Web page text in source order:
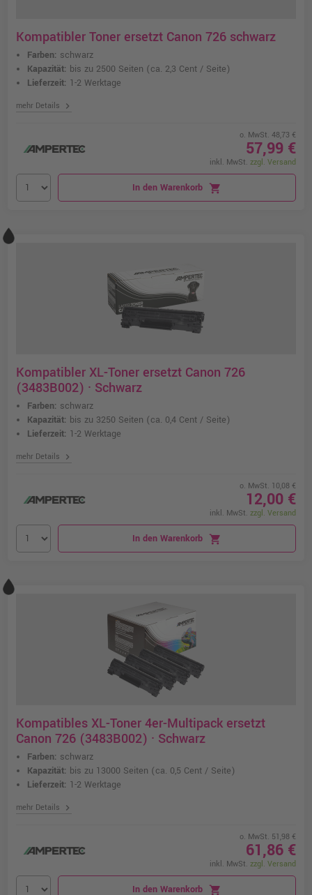
Kompatibler Toner ersetzt Canon 726 schwarz
Farben: schwarz
Kapazität: bis zu 2500 Seiten (ca. 2,3 Cent / Seite)
Lieferzeit: 1-2 Werktage
mehr Details chevron_right
o. MwSt. 48,73 €
57,99 €
inkl. MwSt. zzgl. Versand
In den Warenkorb shopping_cart
Kompatibler XL-Toner ersetzt Canon 726
(3483B002) · Schwarz
Farben: schwarz
Kapazität: bis zu 3250 Seiten (ca. 0,4 Cent / Seite)
Lieferzeit: 1-2 Werktage
mehr Details chevron_right
o. MwSt. 10,08 €
12,00 €
inkl. MwSt. zzgl. Versand
In den Warenkorb shopping_cart
Kompatibles XL-Toner 4er-Multipack ersetzt
Canon 726 (3483B002) · Schwarz
Farben: schwarz
Kapazität: bis zu 13000 Seiten (ca. 0,5 Cent / Seite)
Lieferzeit: 1-2 Werktage
mehr Details chevron_right
o. MwSt. 51,98 €
61,86 €
inkl. MwSt. zzgl. Versand
In den Warenkorb shopping_cart